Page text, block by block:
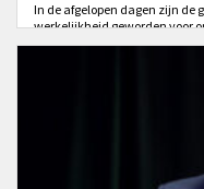
In de afgelopen dagen zijn de
werkelijkheid geworden voor
getekend, en Haman de
De galgen staan klaar.